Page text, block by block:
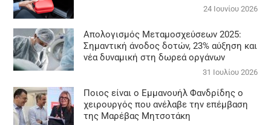
24 Ιουνίου 2026
Απολογισμός Μεταμοσχεύσεων 2025:
Σημαντική άνοδος δοτών, 23% αύξηση και
νέα δυναμική στη δωρεά οργάνων
31 Ιουλίου 2026
Ποιος είναι ο Εμμανουήλ Φανδρίδης ο
χειρουργός που ανέλαβε την επέμβαση
της Μαρέβας Μητσοτάκη